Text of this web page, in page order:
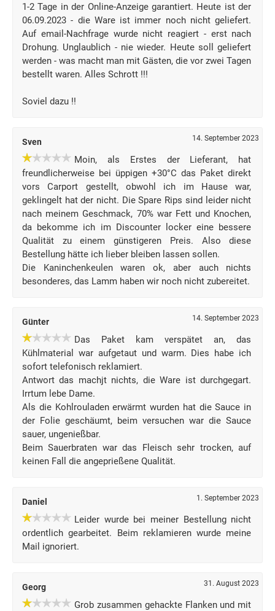
1-2 Tage in der Online-Anzeige garantiert. Heute ist der
06.09.2023 - die Ware ist immer noch nicht geliefert.
Auf email-Nachfrage wurde nicht reagiert - erst nach
Drohung. Unglaublich - nie wieder. Heute soll geliefert
werden - was macht man mit Gästen, die vor zwei Tagen
bestellt waren. Alles Schrott !!!
Soviel dazu !!
Sven 14. September 2023
Moin, als Erstes der Lieferant, hat
freundlicherweise bei üppigen +30°C das Paket direkt
vors Carport gestellt, obwohl ich im Hause war,
geklingelt hat der nicht. Die Spare Rips sind leider nicht
nach meinem Geschmack, 70% war Fett und Knochen,
da bekomme ich im Discounter locker eine bessere
Qualität zu einem günstigeren Preis. Also diese
Bestellung hätte ich lieber bleiben lassen sollen.
Die Kaninchenkeulen waren ok, aber auch nichts
besonderes, das Lamm haben wir noch nicht zubereitet.
Günter 14. September 2023
Das Paket kam verspätet an, das
Kühlmaterial war aufgetaut und warm. Dies habe ich
sofort telefonisch reklamiert.
Antwort das machjt nichts, die Ware ist durchgegart.
Irrtum lebe Dame.
Als die Kohlrouladen erwärmt wurden hat die Sauce in
der Folie geschäumt, beim versuchen war die Sauce
sauer, ungenießbar.
Beim Sauerbraten war das Fleisch sehr trocken, auf
keinen Fall die angeprießene Qualität.
Daniel 1. September 2023
Leider wurde bei meiner Bestellung nicht
ordentlich gearbeitet. Beim reklamieren wurde meine
Mail ignoriert.
Georg 31. August 2023
Grob zusammen gehackte Flanken und mit